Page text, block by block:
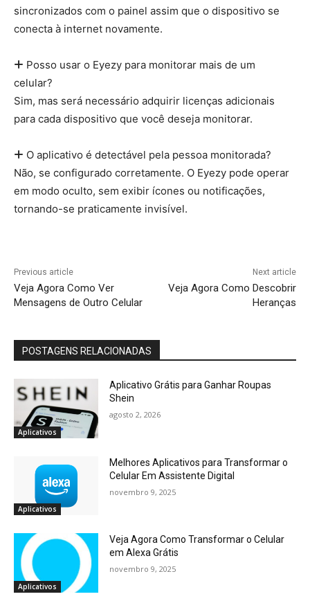
sincronizados com o painel assim que o dispositivo se
conecta à internet novamente.
Posso usar o Eyezy para monitorar mais de um
celular?
Sim, mas será necessário adquirir licenças adicionais
para cada dispositivo que você deseja monitorar.
O aplicativo é detectável pela pessoa monitorada?
Não, se configurado corretamente. O Eyezy pode operar
em modo oculto, sem exibir ícones ou notificações,
tornando-se praticamente invisível.
Previous article
Veja Agora Como Ver
Mensagens de Outro Celular
Next article
Veja Agora Como Descobrir
Heranças
POSTAGENS RELACIONADAS
Aplicativos
Aplicativo Grátis para Ganhar Roupas
Shein
agosto 2, 2026
Aplicativos
Melhores Aplicativos para Transformar o
Celular Em Assistente Digital
novembro 9, 2025
Aplicativos
Veja Agora Como Transformar o Celular
em Alexa Grátis
novembro 9, 2025